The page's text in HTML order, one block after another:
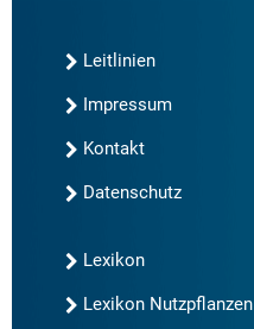
Leitlinien
Impressum
Kontakt
Datenschutz
Lexikon
Lexikon Nutzpflanzen